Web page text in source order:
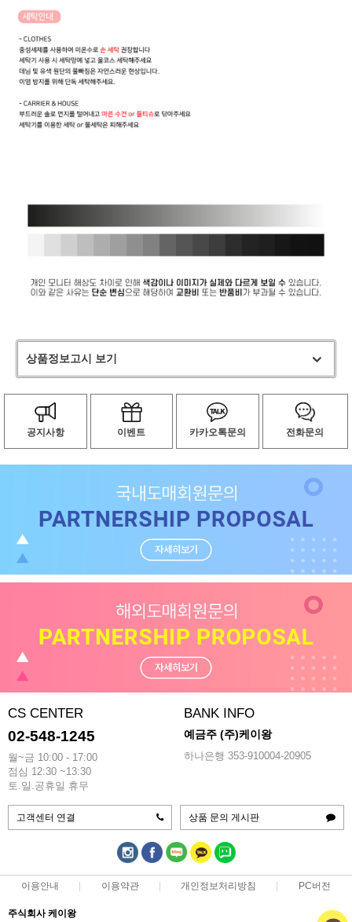
상품정보고시 보기
공지사항 이벤트 카카오톡문의 전화문의
CS CENTER
02-548-1245
월~금 10:00 - 17:00
점심 12:30 ~13:30
토.일.공휴일 휴무
BANK INFO
예금주 (주)케이왕
하나은행 353-910004-20905
고객센터 연결 상품 문의 게시판
이용안내 이용약관 개인정보처리방침 PC버전
주식회사 케이왕